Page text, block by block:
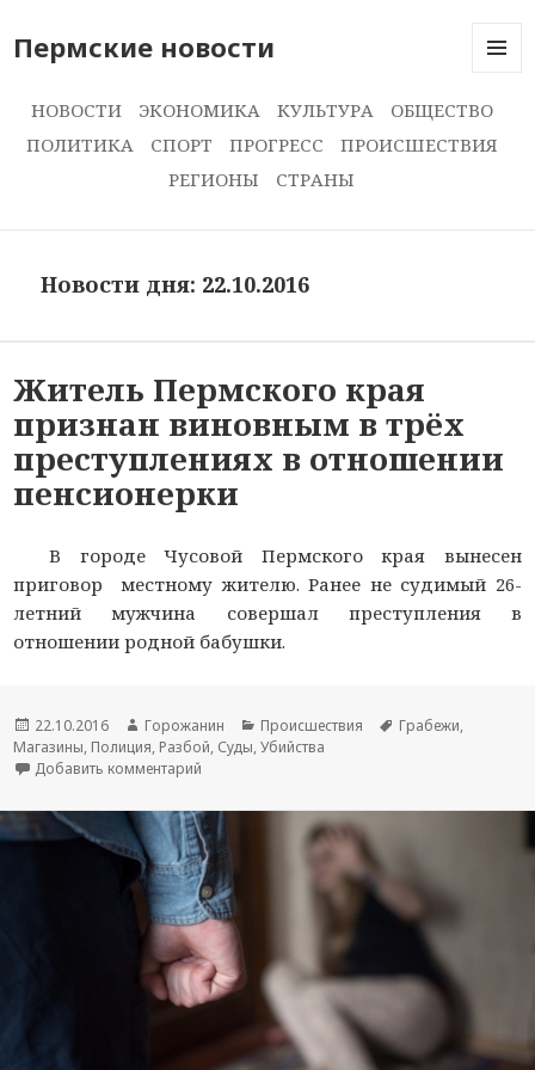
Пермские новости
И
НОВОСТИ ЭКОНОМИКА КУЛЬТУРА
ОБЩЕСТВО
ПОЛИТИКА
СПОРТ ПРОГРЕСС
ПРОИСШЕСТВИЯ
РЕГИОНЫ
СТРАНЫ
Новости дня: 22.10.2016
Житель Пермского края
признан виновным в трёх
преступлениях в отношении
пенсионерки
В городе Чусовой Пермского края вынесен
приговор местному жителю. Ранее не судимый 26-
летний мужчина совершал преступления в
отношении родной бабушки.
Новость
опубликована
22.10.2016
Автор
новости
Горожанин
Раздел
новостей
Происшествия
Тема
Грабежи,
Магазины, Полиция, Разбой, Суды,Убийства
Добавить комментарий